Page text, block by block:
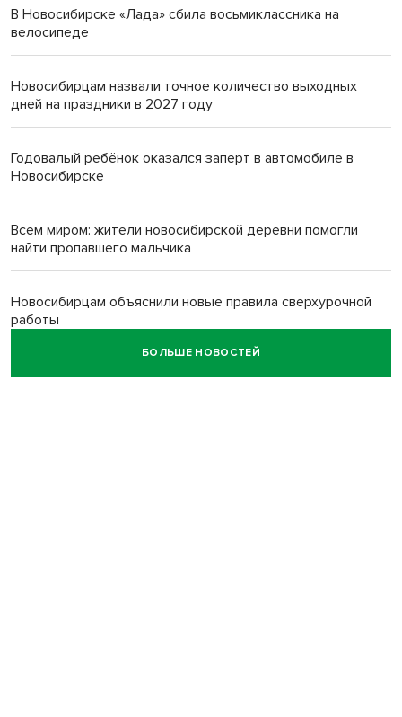
В Новосибирске «Лада» сбила восьмиклассника на
велосипеде
Новосибирцам назвали точное количество выходных
дней на праздники в 2027 году
Годовалый ребёнок оказался заперт в автомобиле в
Новосибирске
Всем миром: жители новосибирской деревни помогли
найти пропавшего мальчика
Новосибирцам объяснили новые правила сверхурочной
работы
БОЛЬШЕ НОВОСТЕЙ